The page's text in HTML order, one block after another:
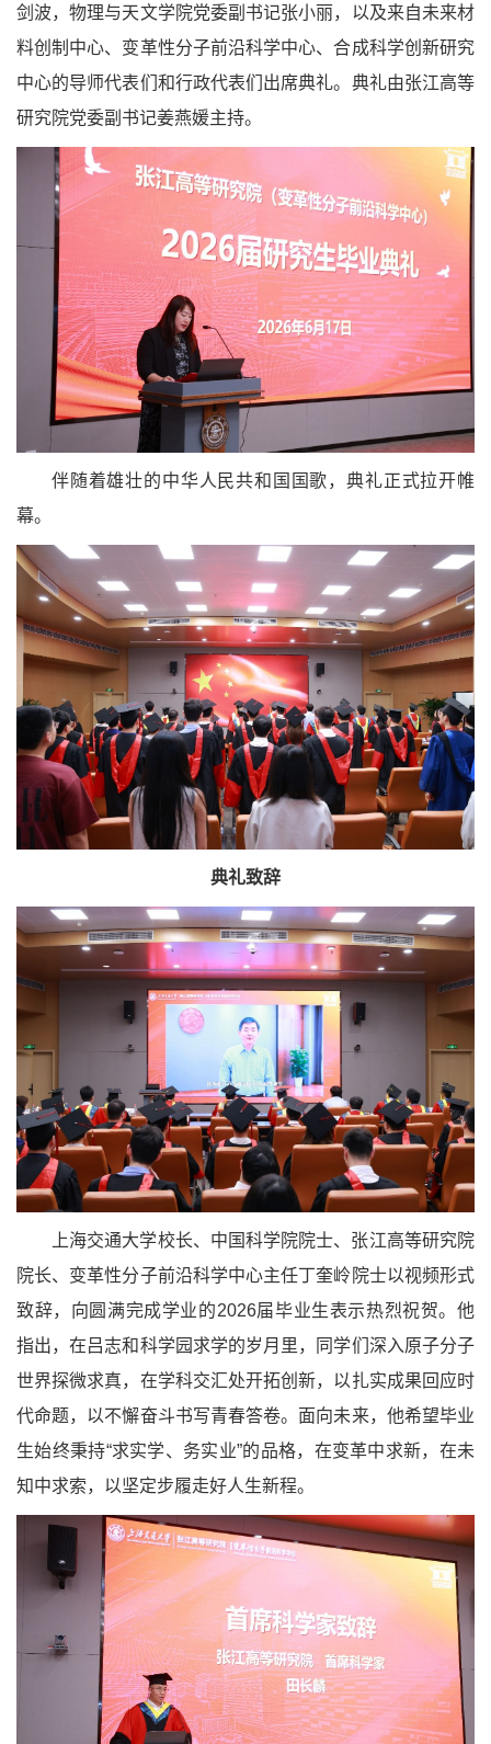
剑波，物理与天文学院党委副书记张小丽，以及来自未来材
料创制中心、变革性分子前沿科学中心、合成科学创新研究
中心的导师代表们和行政代表们出席典礼。典礼由张江高等
研究院党委副书记姜燕媛主持。
伴随着雄壮的中华人民共和国国歌，典礼正式拉开帷
幕。
典礼致辞
上海交通大学校长、中国科学院院士、张江高等研究院
院长、变革性分子前沿科学中心主任丁奎岭院士以视频形式
致辞，向圆满完成学业的2026届毕业生表示热烈祝贺。他
指出，在吕志和科学园求学的岁月里，同学们深入原子分子
世界探微求真，在学科交汇处开拓创新，以扎实成果回应时
代命题，以不懈奋斗书写青春答卷。面向未来，他希望毕业
生始终秉持“求实学、务实业”的品格，在变革中求新，在未
知中求索，以坚定步履走好人生新程。